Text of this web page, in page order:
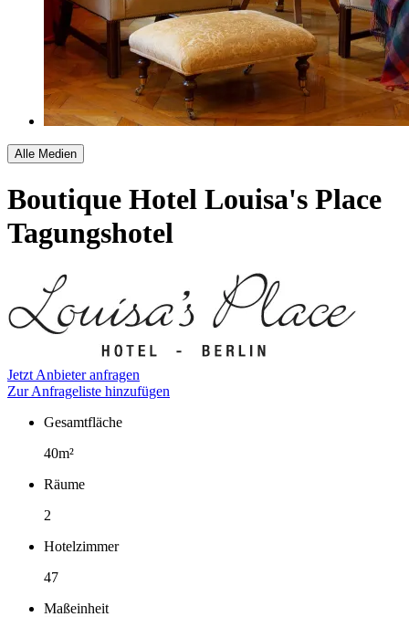
Alle Medien
Boutique Hotel Louisa's Place
Tagungshotel
Jetzt Anbieter anfragen
Zur Anfrageliste hinzufügen
Fakten
Gesamtfläche
40m²
Räume
2
Hotelzimmer
47
Maßeinheit